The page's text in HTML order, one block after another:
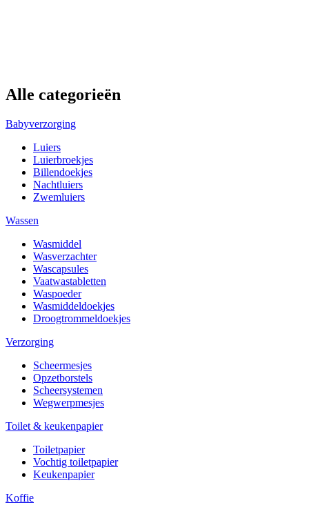
Alle categorieën
Babyverzorging
Luiers
Luierbroekjes
Billendoekjes
Nachtluiers
Zwemluiers
Wassen
Wasmiddel
Wasverzachter
Wascapsules
Vaatwastabletten
Waspoeder
Wasmiddeldoekjes
Droogtrommeldoekjes
Verzorging
Scheermesjes
Opzetborstels
Scheersystemen
Wegwerpmesjes
Toilet & keukenpapier
Toiletpapier
Vochtig toiletpapier
Keukenpapier
Koffie